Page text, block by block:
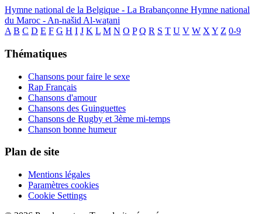
Hymne national de la Belgique - La Brabançonne Hymne national
du Maroc - An-našid Al-waṭani
A B C D E F G H I J K L M N O P Q R S T U V W X Y Z 0-9
Thématiques
Chansons pour faire le sexe
Rap Français
Chansons d'amour
Chansons des Guinguettes
Chansons de Rugby et 3ème mi-temps
Chanson bonne humeur
Plan de site
Mentions légales
Paramètres cookies
Cookie Settings